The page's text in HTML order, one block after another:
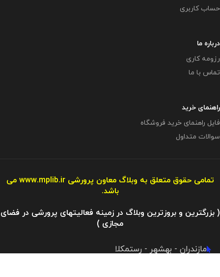
حساب کاربری
درباره ما
رزومه کاری
تماس با ما
راهنمای خرید
فایل راهنمای خرید فروشگاه
سوالات متداول
تمامی حقوق متعلق به وبلاگ معاون پرورشیwww.mplib.ir می
باشد.
( بزرگترین و بروزترین وبلاگ در زمینه فعالیتهای پرورشی در فضای
مجازی )
مازندران - بهشهر - رستمکلا